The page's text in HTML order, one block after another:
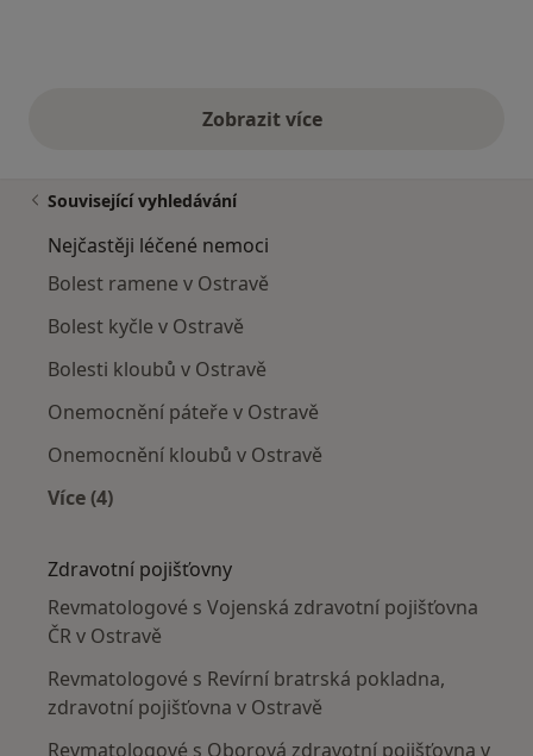
Zobrazit vícevýše uvedené názory
Související vyhledávání
Nejčastěji léčené nemoci
Bolest ramene v Ostravě
Bolest kyčle v Ostravě
Bolesti kloubů v Ostravě
Onemocnění páteře v Ostravě
Onemocnění kloubů v Ostravě
Více (4)
Zdravotní pojišťovny
Revmatologové s Vojenská zdravotní pojišťovna
ČR v Ostravě
Revmatologové s Revírní bratrská pokladna,
zdravotní pojišťovna v Ostravě
Revmatologové s Oborová zdravotní pojišťovna v